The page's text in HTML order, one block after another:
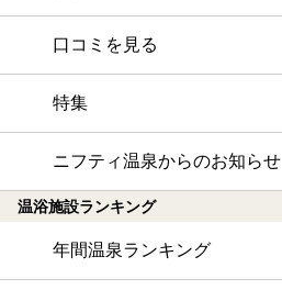
口コミを見る
特集
ニフティ温泉からのお知らせ
温浴施設ランキング
年間温泉ランキング